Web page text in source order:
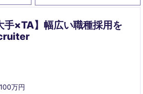
手×TA】幅広い職種採用を
万円